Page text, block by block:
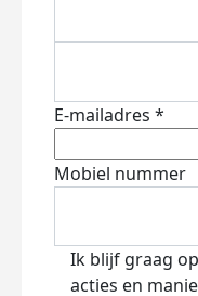
E-mailadres *
Mobiel nummer
Ik blijf graag
acties en